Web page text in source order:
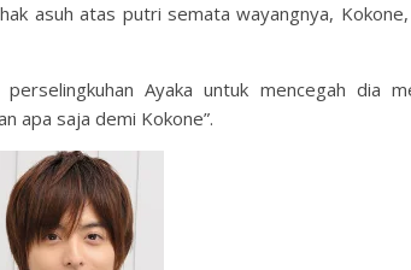
asuh atas putri semata wayangnya,
Ayaka untuk mencegah dia
apa saja demi Kokone”.